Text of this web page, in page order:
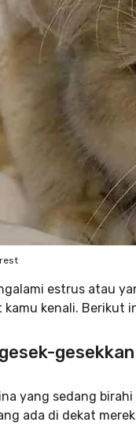
estrus atau
kenali. Berikut
yang sedang
ada di dekat